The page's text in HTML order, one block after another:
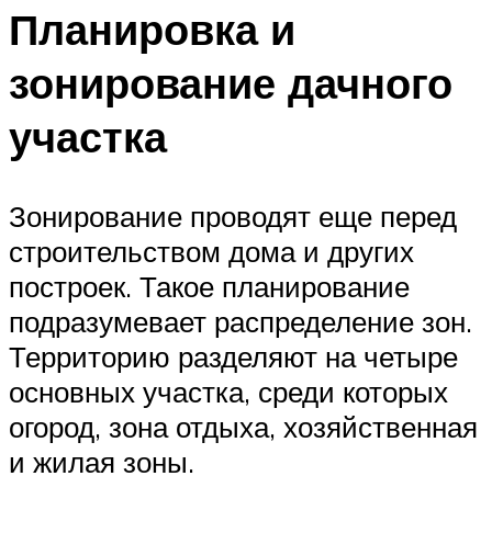
Планировка и
зонирование дачного
участка
Зонирование проводят еще перед
строительством дома и других
построек. Такое планирование
подразумевает распределение зон.
Территорию разделяют на четыре
основных участка, среди которых
огород, зона отдыха, хозяйственная
и жилая зоны.